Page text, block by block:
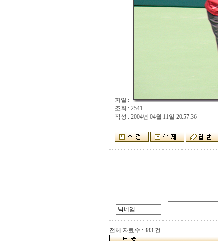
파일 :
조회 : 2541
작성 : 2004년 04월 11일 20:57:36
전체 자료수 : 383 건